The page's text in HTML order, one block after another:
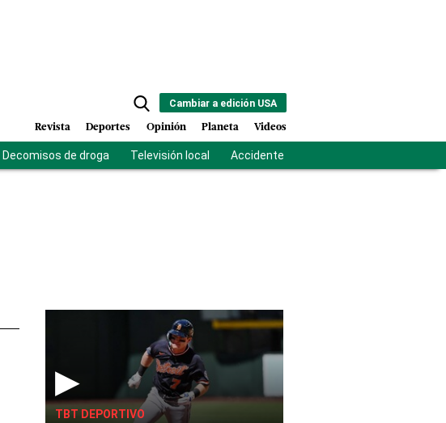
Cambiar a edición USA
Revista Deportes Opinión Planeta Videos
Decomisos de droga Televisión local Accidente Los Ríos
▶
TBT DEPORTIVO